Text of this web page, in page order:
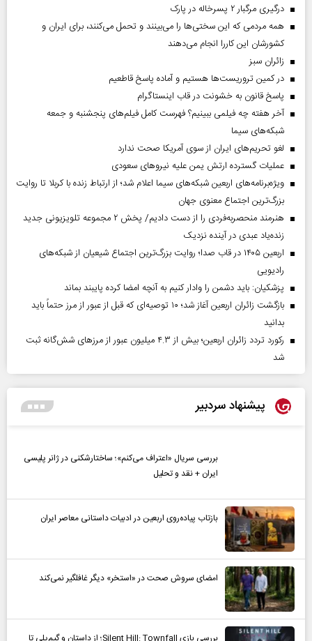
درگیری مرگبار ۲ پسرخاله در پارک
همه مردمی که این سختی‌ها را می‌بینند و تحمل می‌کنند، برای ایران و
کشورشان این کاررا انجام می‌دهند
‌زائران سبز
در کمین تروریست‌ها هستیم و آماده پاسخ قاطعیم
پاسخ قانون به خشونت در قاب اینستاگرام
آخر هفته چه فیلمی ببینیم؟ فهرست کامل فیلم‌های پنجشنبه و جمعه
شبکه‌های سیما
لغو تحریم‌های ایران از سوی آمریکا صحت ندارد
عملیات گسترده ارتش یمن علیه نیروهای سعودی
ویژه‌برنامه‌های اربعین شبکه‌های سیما اعلام شد؛ از ارتباط زنده با کربلا تا روایت
بزرگ‌ترین اجتماع معنوی جهان
هنرمند منحصر‌به‌فردی را از دست دادیم/ پخش ۲ مجموعه تلویزیونی جدید
زنده‌یاد عبدی در آینده نزدیک
اربعین ۱۴۰۵ در قاب صدا؛ روایت بزرگ‌ترین اجتماع شیعیان از شبکه‌های
رادیویی
پزشکیان: باید دشمن را وادار کنیم به آنچه امضا کرده پایبند بماند
بازگشت زائران اربعین آغاز شد؛ ۱۰ توصیه‌ای که قبل از عبور از مرز حتماً باید
بدانید
رکورد تردد زائران اربعین؛ بیش از ۴.۳ میلیون عبور از مرزهای شش‌گانه ثبت
شد
پیشنهاد سردبیر
بررسی سریال «اعتراف می‌کنم»؛ ساختارشکنی در ژانر پلیسی
ایران + نقد و تحلیل
بازتاب پیاده‌روی اربعین در ادبیات داستانی معاصر ایران
امضای سروش صحت در «استخر» دیگر غافلگیر نمی‌کند
بررسی بازی Silent Hill: Townfall؛ از داستان و گیم‌پلی تا